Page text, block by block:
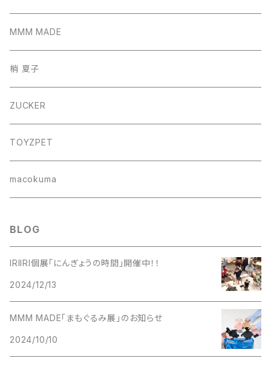
サコッシュ
巾着バッグ
バッグ
フォトフレーム
懐紙入れ
MMM MADE
梢 夏子
ZUCKER
TOYZPET
macokuma
BLOG
IRIIRI個展「にんぎょうの時間」開催中！！
2024/12/13
MMM MADE「まもぐるみ展」のお知らせ
2024/10/10